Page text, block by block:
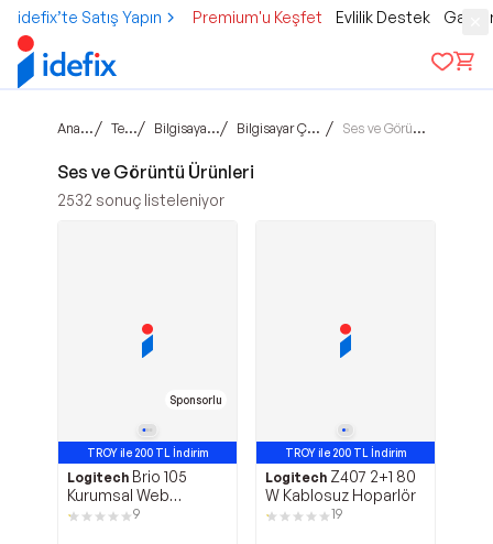
idefix’te Satış Yapın Premium'u Keşfet Evlilik Destek
Ana sayfa/ Teknoloji / Bilgisayar ve Tablet / Bilgisayar Çevre Birimleri / Ses ve Görüntü Ürünleri
Ses ve Görüntü Ürünleri
2532 sonuç listeleniyor
Sponsorlu
TROY ile 200 TL İndirim
Logitech Brio 105
Kurumsal Web
Kamerası9
TROY ile 200 TL İndirim
Logitech Z407 2+1 80
W Kablosuz Hoparlör
19